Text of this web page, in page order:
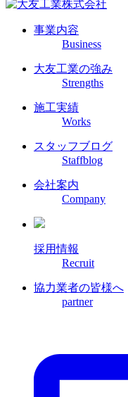
事業内容
Business
大友工業の強み
Strengths
施工実績
Works
スタッフブログ
Staffblog
会社案内
Company
採用情報
Recruit
協力業者の皆様へ
partner